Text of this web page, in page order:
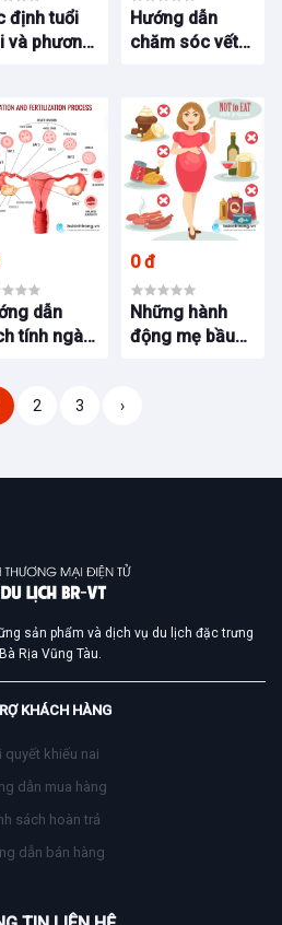
định tuổi
và phương
Hướng dẫn
chăm sóc vết
nghiệm hữu ích
từ Bs Bích
Trang BMT
dẫn
tính ngày
điểm dễ
thai
0 đ
Những hành
động mẹ bầu
2 3 ›
sản phẩm và dịch vụ du lịch đặc trưng
Rịa Vũng Tàu.
KHÁCH HÀNG
quyết khiếu nai
dẫn mua hàng
sách hoàn trả
dẫn bán hàng